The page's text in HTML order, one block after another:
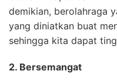
demikian, berolahraga
yang diniatkan buat
sehingga kita dapat
2. Bersemangat